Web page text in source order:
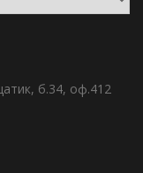
б.34, оф.412